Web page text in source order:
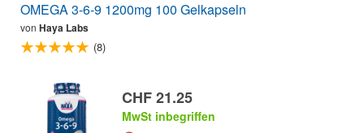
OMEGA 3-6-9 1200mg 100 Gelkapseln
von Haya Labs
(8)
CHF 21.25
MwSt inbegriffen